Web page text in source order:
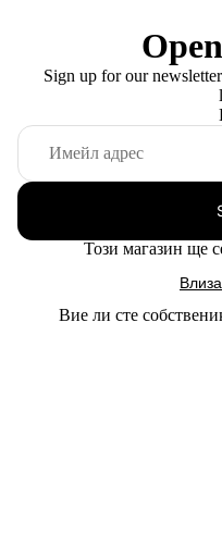
Sign up for our
Този магазин ще
Вие ли сте